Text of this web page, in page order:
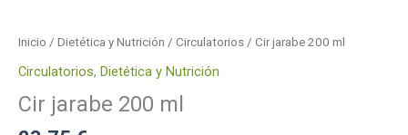
Inicio / Dietética y Nutrición / Circulatorios / Cir jarabe 200 ml
Circulatorios, Dietética y Nutrición
Cir jarabe 200 ml